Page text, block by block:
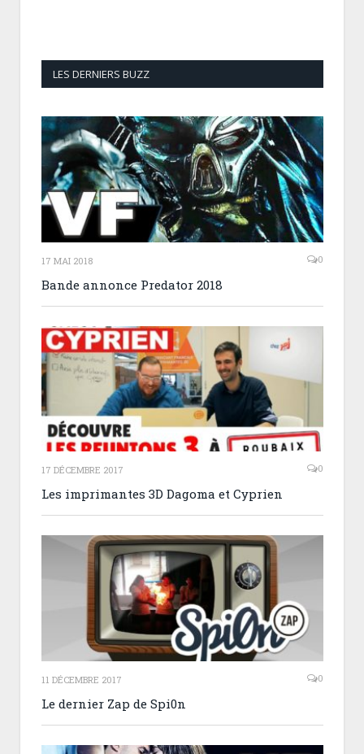
LES DERNIERS BUZZ
17 MAI 2018 0
Bande annonce Predator 2018
17 DÉCEMBRE 2017 0
Les imprimantes 3D Dagoma et Cyprien
11 DÉCEMBRE 2017 0
Le dernier Zap de Spi0n